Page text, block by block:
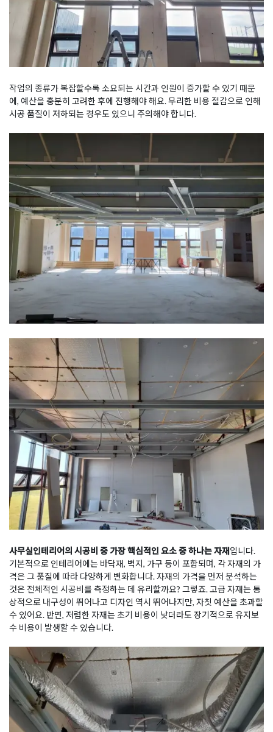
작업의 종류가 복잡할수록 소요되는 시간과 인원이 증가할 수 있기 때문
에, 예산을 충분히 고려한 후에 진행해야 해요. 무리한 비용 절감으로 인해
시공 품질이 저하되는 경우도 있으니 주의해야 합니다.
사무실인테리어의 시공비 중 가장 핵심적인 요소 중 하나는 자재입니다.
기본적으로 인테리어에는 바닥재, 벽지, 가구 등이 포함되며, 각 자재의 가
격은 그 품질에 따라 다양하게 변화합니다. 자재의 가격을 먼저 분석하는
것은 전체적인 시공비를 측정하는 데 유리할까요? 그렇죠. 고급 자재는 통
상적으로 내구성이 뛰어나고 디자인 역시 뛰어나지만, 자칫 예산을 초과할
수 있어요. 반면, 저렴한 자재는 초기 비용이 낮더라도 장기적으로 유지보
수 비용이 발생할 수 있습니다.